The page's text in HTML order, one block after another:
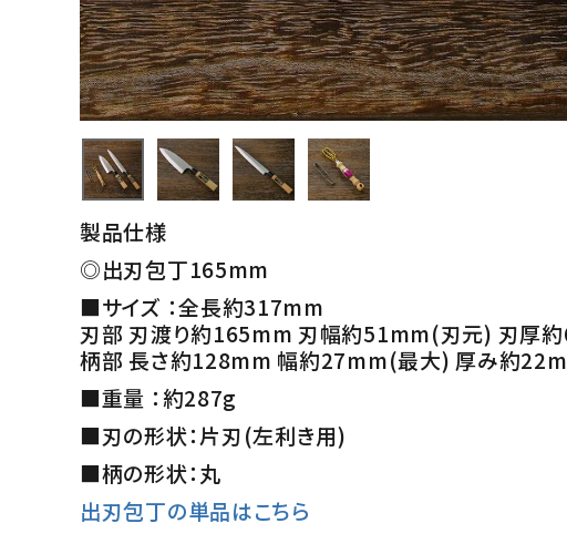
製品仕様
◎出刃包丁165mm
■サイズ ：全長約317mm
刃部 刃渡り約165mm 刃幅約51mm(刃元) 刃厚
柄部 長さ約128mm 幅約27mm(最大) 厚み約
■重量 ：約287g
■刃の形状：片刃(左利き用)
■柄の形状：丸
出刃包丁の単品はこちら